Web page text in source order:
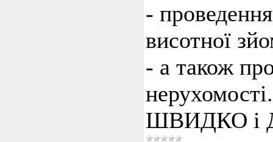
-
висотної
- а також
нерухомості.
ШВИДКО і